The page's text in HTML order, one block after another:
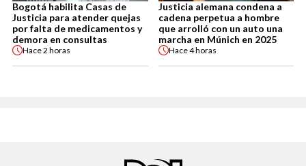
Bogotá habilita Casas de
Justicia para atender quejas
por falta de medicamentos y
demora en consultas
Hace2 horas
Justicia alemana condena a
cadena perpetua a hombre
que arrolló con un auto una
marcha en Múnich en 2025
Hace4 horas